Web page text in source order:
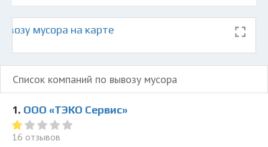
мусора на карте
Список компаний по вывозу мусора
1. ООО «ТЭКО Сервис»
16 отзывов